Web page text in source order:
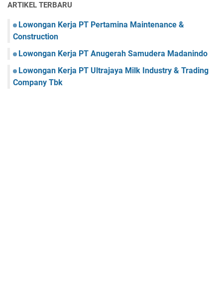
ARTIKEL TERBARU
Lowongan Kerja PT Pertamina Maintenance &
Construction
Lowongan Kerja PT Anugerah Samudera Madanindo
Lowongan Kerja PT Ultrajaya Milk Industry & Trading
Company Tbk